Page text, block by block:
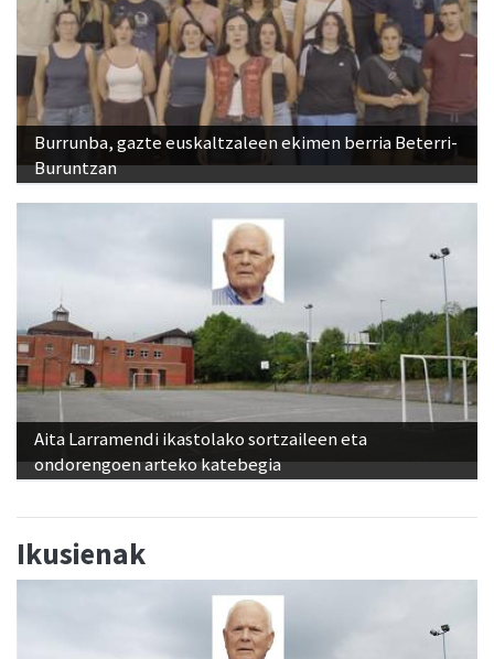
Burrunba, gazte euskaltzaleen ekimen berria Beterri-
Buruntzan
Aita Larramendi ikastolako sortzaileen eta
ondorengoen arteko katebegia
Ikusienak